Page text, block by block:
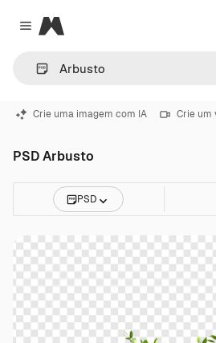
Close menu
Magnific
Crie uma imagem com IA Crie um
PSD Arbusto
PSD